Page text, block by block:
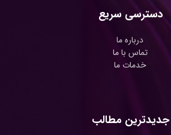
دسترسی سریع
درباره ما
تماس با ما
خدمات ما
جدیدترین مطالب